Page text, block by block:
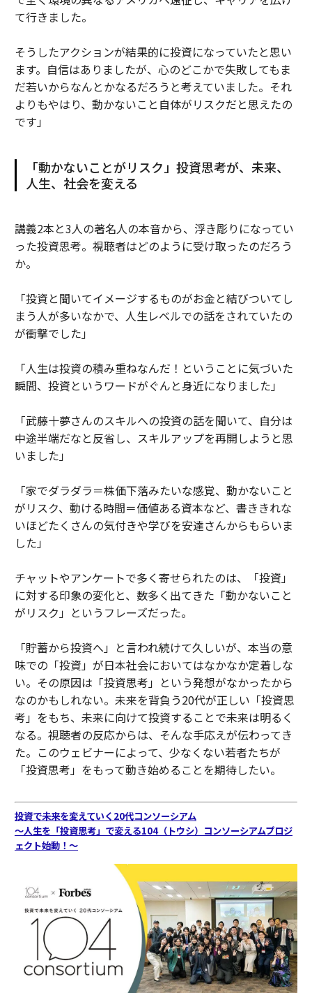
て行きました。
そうしたアクションが結果的に投資になっていたと思い
ます。自信はありましたが、心のどこかで失敗してもま
だ若いからなんとかなるだろうと考えていました。それ
よりもやはり、動かないこと自体がリスクだと思えたの
です」
「動かないことがリスク」投資思考が、未来、
人生、社会を変える
講義2本と3人の著名人の本音から、浮き彫りになってい
った投資思考。視聴者はどのように受け取ったのだろう
か。
「投資と聞いてイメージするものがお金と結びついてし
まう人が多いなかで、人生レベルでの話をされていたの
が衝撃でした」
「人生は投資の積み重ねなんだ！ということに気づいた
瞬間、投資というワードがぐんと身近になりました」
「武藤十夢さんのスキルへの投資の話を聞いて、自分は
中途半端だなと反省し、スキルアップを再開しようと思
いました」
「家でダラダラ＝株価下落みたいな感覚、動かないこと
がリスク、動ける時間＝価値ある資本など、書ききれな
いほどたくさんの気付きや学びを安達さんからもらいま
した」
チャットやアンケートで多く寄せられたのは、「投資」
に対する印象の変化と、数多く出てきた「動かないこと
がリスク」というフレーズだった。
「貯蓄から投資へ」と言われ続けて久しいが、本当の意
味での「投資」が日本社会においてはなかなか定着しな
い。その原因は「投資思考」という発想がなかったから
なのかもしれない。未来を背負う20代が正しい「投資思
考」をもち、未来に向けて投資することで未来は明るく
なる。視聴者の反応からは、そんな手応えが伝わってき
た。このウェビナーによって、少なくない若者たちが
「投資思考」をもって動き始めることを期待したい。
投資で未来を変えていく20代コンソーシアム
〜人生を「投資思考」で変える104（トウシ）コンソーシアムプロジ
ェクト始動！〜